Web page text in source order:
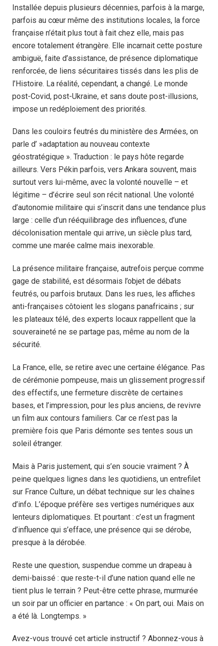
Installée depuis plusieurs décennies, parfois à la marge,
parfois au cœur même des institutions locales, la force
française n’était plus tout à fait chez elle, mais pas
encore totalement étrangère. Elle incarnait cette posture
ambiguë, faite d’assistance, de présence diplomatique
renforcée, de liens sécuritaires tissés dans les plis de
l’Histoire. La réalité, cependant, a changé. Le monde
post-Covid, post-Ukraine, et sans doute post-illusions,
impose un redéploiement des priorités.
Dans les couloirs feutrés du ministère des Armées, on
parle d’ »adaptation au nouveau contexte
géostratégique ». Traduction : le pays hôte regarde
ailleurs. Vers Pékin parfois, vers Ankara souvent, mais
surtout vers lui-même, avec la volonté nouvelle – et
légitime – d’écrire seul son récit national. Une volonté
d’autonomie militaire qui s’inscrit dans une tendance plus
large : celle d’un rééquilibrage des influences, d’une
décolonisation mentale qui arrive, un siècle plus tard,
comme une marée calme mais inexorable.
La présence militaire française, autrefois perçue comme
gage de stabilité, est désormais l’objet de débats
feutrés, ou parfois brutaux. Dans les rues, les affiches
anti-françaises côtoient les slogans panafricains ; sur
les plateaux télé, des experts locaux rappellent que la
souveraineté ne se partage pas, même au nom de la
sécurité.
La France, elle, se retire avec une certaine élégance. Pas
de cérémonie pompeuse, mais un glissement progressif
des effectifs, une fermeture discrète de certaines
bases, et l’impression, pour les plus anciens, de revivre
un film aux contours familiers. Car ce n’est pas la
première fois que Paris démonte ses tentes sous un
soleil étranger.
Mais à Paris justement, qui s’en soucie vraiment ? À
peine quelques lignes dans les quotidiens, un entrefilet
sur France Culture, un débat technique sur les chaînes
d’info. L’époque préfère ses vertiges numériques aux
lenteurs diplomatiques. Et pourtant : c’est un fragment
d’influence qui s’efface, une présence qui se dérobe,
presque à la dérobée.
Reste une question, suspendue comme un drapeau à
demi-baissé : que reste-t-il d’une nation quand elle ne
tient plus le terrain ? Peut-être cette phrase, murmurée
un soir par un officier en partance : « On part, oui. Mais on
a été là. Longtemps. »
Avez-vous trouvé cet article instructif ? Abonnez-vous à